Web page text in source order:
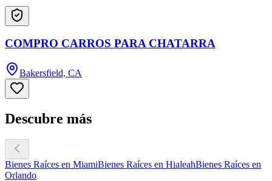
COMPRO CARROS PARA CHATARRA
Bakersfield, CA
Descubre más
Bienes Raíces en MiamiBienes Raíces en HialeahBienes Raíces en
Orlando